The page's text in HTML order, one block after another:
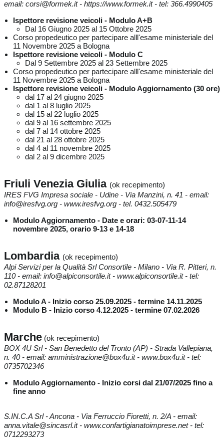
email: corsi@formek.it - https://www.formek.it - tel: 366.4990405
Ispettore revisione veicoli - Modulo A+B
Dal 16 Giugno 2025 al 15 Ottobre 2025
Corso propedeutico per partecipare alll'esame ministeriale del
11 Novembre 2025 a Bologna
Ispettore revisione veicoli - Modulo C
Dal 9 Settembre 2025 al 23 Settembre 2025
Corso propedeutico per partecipare alll'esame ministeriale del
11 Novembre 2025 a Bologna
Ispettore revisione veicoli - Modulo Aggiornamento (30 ore)
dal 17 al 24 giugno 2025
dal 1 al 8 luglio 2025
dal 15 al 22 luglio 2025
dal 9 al 16 settembre 2025
dal 7 al 14 ottobre 2025
dal 21 al 28 ottobre 2025
dal 4 al 11 novembre 2025
dal 2 al 9 dicembre 2025
Friuli Venezia Giulia (ok recepimento)
IRES FVG Impresa sociale - Udine - Via Manzini, n. 41 - email:
info@iresfvg.org - www.iresfvg.org - tel. 0432.505479
Modulo Aggiornamento - Date e orari: 03-07-11-14
novembre 2025, orario 9-13 e 14-18
Lombardia (ok recepimento)
Alpi Servizi per la Qualità Srl Consortile - Milano - Via R. Pitteri, n.
110 - email: info@alpiconsortile.it - www.alpiconsortile.it - tel:
02.87128201
Modulo A - Inizio corso 25.09.2025 - termine 14.11.2025
Modulo B - Inizio corso 4.12.2025 - termine 07.02.2026
Marche (ok recepimento)
BOX 4U Srl - San Benedetto del Tronto (AP) - Strada Vallepiana,
n. 40 - email: amministrazione@box4u.it - www.box4u.it - tel:
0735702346
Modulo Aggiornamento - Inizio corsi dal 21/07/2025 fino a
fine anno
S.IN.C.A Srl - Ancona - Via Ferruccio Fioretti, n. 2/A - email:
anna.vitale@sincasrl.it - www.confartigianatoimprese.net - tel:
0712293273